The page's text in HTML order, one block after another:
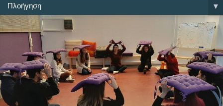
Πλοήγηση ▼